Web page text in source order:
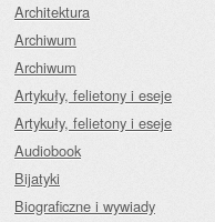
Architektura
Archiwum
Archiwum
Artykuły, felietony i eseje
Artykuły, felietony i eseje
Audiobook
Bijatyki
Biograficzne i wywiady